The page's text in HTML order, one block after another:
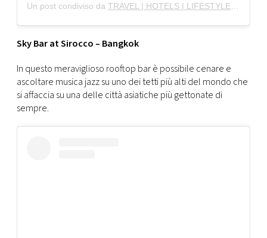
Un post condiviso da TRAVEL | HOTELS | LIFESTYLE
Sky Bar at Sirocco – Bangkok
In questo meraviglioso rooftop bar è possibile cenare e
ascoltare musica jazz su uno dei tetti più alti del mondo che
si affaccia su una delle città asiatiche più gettonate di
sempre.